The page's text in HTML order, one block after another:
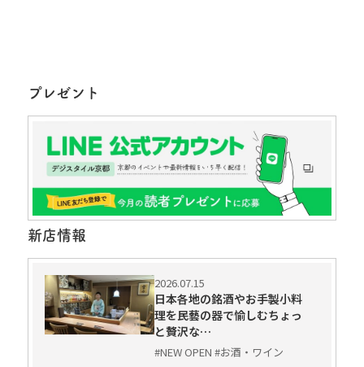
プレゼント
新店情報
2026.07.15
日本各地の銘酒やお手製小料
理を民藝の器で愉しむちょっ
と贅沢な…
#NEW OPEN #お酒・ワイン